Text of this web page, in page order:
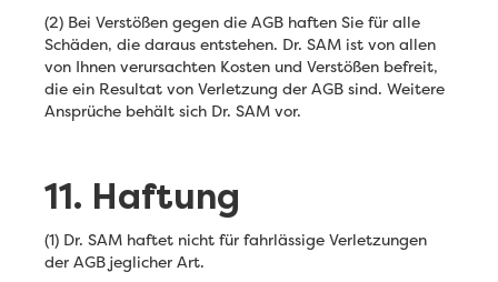
(2) Bei Verstößen gegen die AGB haften Sie für alle
Schäden, die daraus entstehen. Dr. SAM ist von allen
von Ihnen verursachten Kosten und Verstößen befreit,
die ein Resultat von Verletzung der AGB sind. Weitere
Ansprüche behält sich Dr. SAM vor.
11. Haftung
(1) Dr. SAM haftet nicht für fahrlässige Verletzungen
der AGB jeglicher Art.